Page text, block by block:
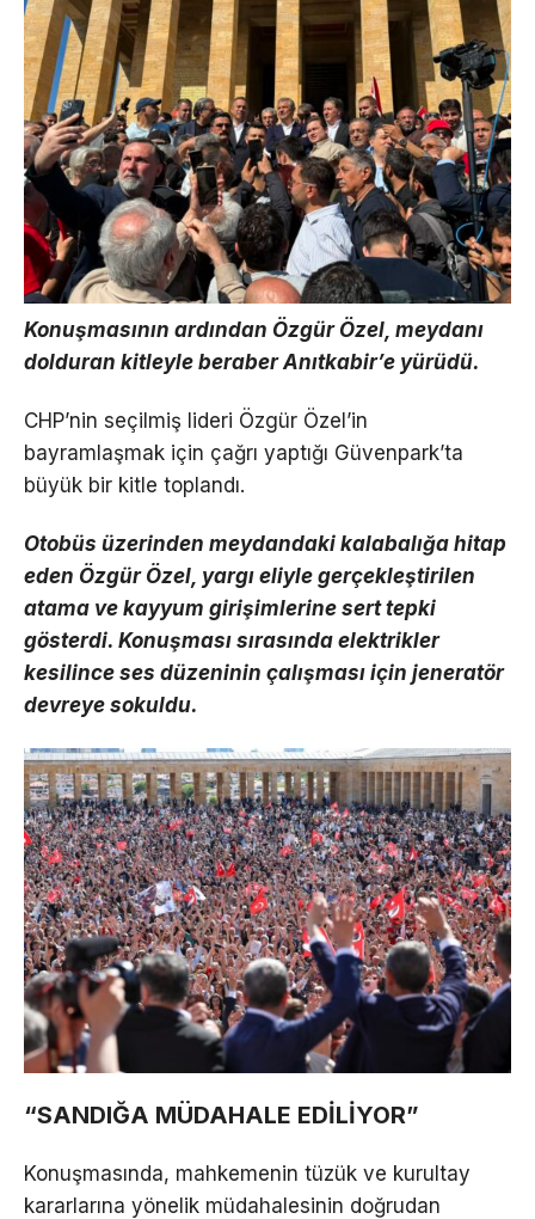
Konuşmasının ardından Özgür Özel, meydanı
dolduran kitleyle beraber Anıtkabir’e yürüdü.
CHP’nin seçilmiş lideri Özgür Özel’in
bayramlaşmak için çağrı yaptığı Güvenpark’ta
büyük bir kitle toplandı.
Otobüs üzerinden meydandaki kalabalığa hitap
eden Özgür Özel, yargı eliyle gerçekleştirilen
atama ve kayyum girişimlerine sert tepki
gösterdi. Konuşması sırasında elektrikler
kesilince ses düzeninin çalışması için jeneratör
devreye sokuldu.
“SANDIĞA MÜDAHALE EDİLİYOR”
Konuşmasında, mahkemenin tüzük ve kurultay
kararlarına yönelik müdahalesinin doğrudan